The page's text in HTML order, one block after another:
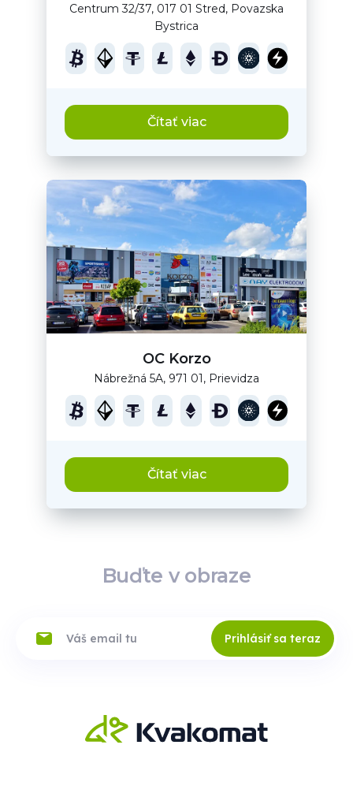
Centrum 32/37, 017 01 Stred, Povazska
Bystrica
Čítať viac
OC Korzo
Nábrežná 5A, 971 01, Prievidza
Čítať viac
Buďte v obraze
Prihlásiť sa teraz